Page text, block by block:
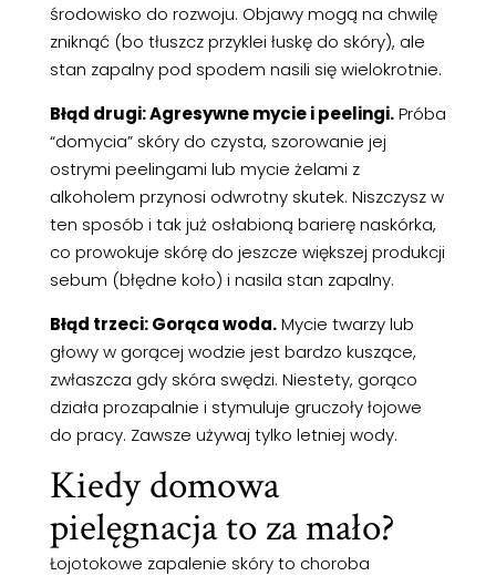
środowisko do rozwoju. Objawy mogą na chwilę
zniknąć (bo tłuszcz przyklei łuskę do skóry), ale
stan zapalny pod spodem nasili się wielokrotnie.
Błąd drugi: Agresywne mycie i peelingi.Próba
“domycia” skóry do czysta, szorowanie jej
ostrymi peelingami lub mycie żelami z
alkoholem przynosi odwrotny skutek. Niszczysz w
ten sposób i tak już osłabioną barierę naskórka,
co prowokuje skórę do jeszcze większej produkcji
sebum (błędne koło) i nasila stan zapalny.
Błąd trzeci: Gorąca woda.Mycie twarzy lub
głowy w gorącej wodzie jest bardzo kuszące,
zwłaszcza gdy skóra swędzi. Niestety, gorąco
działa prozapalnie i stymuluje gruczoły łojowe
do pracy. Zawsze używaj tylko letniej wody.
Kiedy domowa
pielęgnacja to za mało?
Łojotokowe zapalenie skóry to choroba